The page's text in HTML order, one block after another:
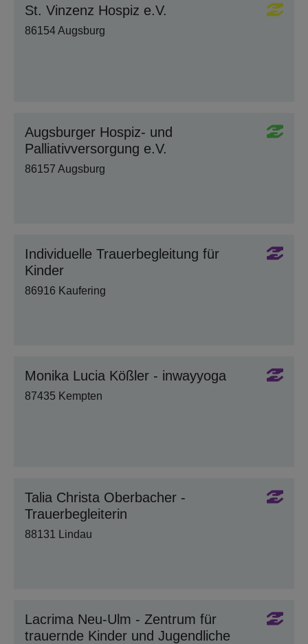
St. Vinzenz Hospiz e.V.
86154 Augsburg
Augsburger Hospiz- und
Palliativversorgung e.V.
86157 Augsburg
Individuelle Trauerbegleitung für
Kinder
86916 Kaufering
Monika Lucia Kößler - inwayyoga
87435 Kempten
Talia Christa Oberbacher -
Trauerbegleiterin
88131 Lindau
Lacrima Neu-Ulm - Zentrum für
trauernde Kinder und Jugendliche